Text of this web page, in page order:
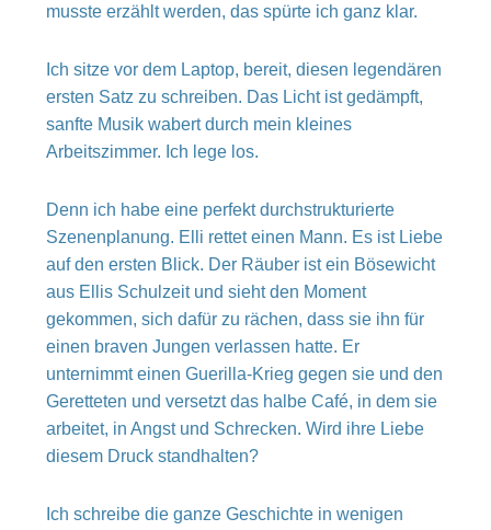
musste erzählt werden, das spürte ich ganz klar.
Ich sitze vor dem Laptop, bereit, diesen legendären
ersten Satz zu schreiben. Das Licht ist gedämpft,
sanfte Musik wabert durch mein kleines
Arbeitszimmer. Ich lege los.
Denn ich habe eine perfekt durchstrukturierte
Szenenplanung. Elli rettet einen Mann. Es ist Liebe
auf den ersten Blick. Der Räuber ist ein Bösewicht
aus Ellis Schulzeit und sieht den Moment
gekommen, sich dafür zu rächen, dass sie ihn für
einen braven Jungen verlassen hatte. Er
unternimmt einen Guerilla-Krieg gegen sie und den
Geretteten und versetzt das halbe Café, in dem sie
arbeitet, in Angst und Schrecken. Wird ihre Liebe
diesem Druck standhalten?
Ich schreibe die ganze Geschichte in wenigen